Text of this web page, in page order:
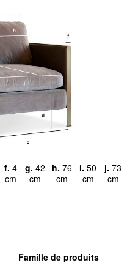
f. 4
cm
g. 42
cm
h. 76
cm
i. 50
cm
j. 73
cm
Famille de produits